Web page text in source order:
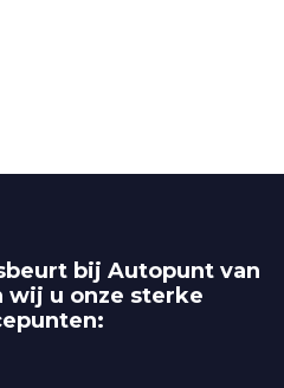
bij Autopunt van
wij u onze sterke